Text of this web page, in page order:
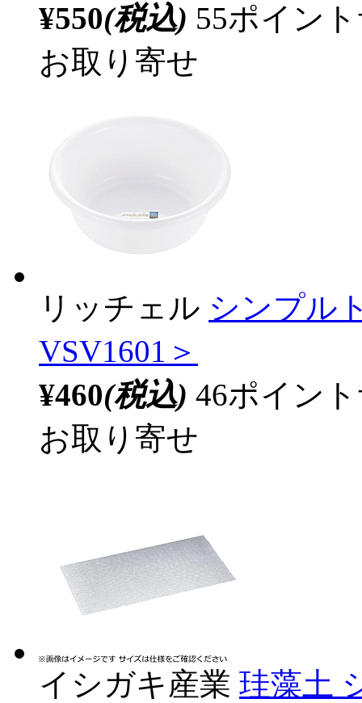
¥550(税込) 55ポイン
お取り寄せ
リッチェル シンプル
VSV1601＞
¥460(税込) 46ポイン
お取り寄せ
イシガキ産業 珪藻土